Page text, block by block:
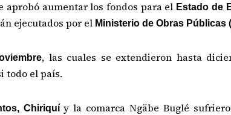
aprobó aumentar los fondos para el Estado de
ejecutados por el Ministerio de Obras Públicas
, las cuales se extendieron hasta
todo el país.
Chiriquíy la comarca Ngäbe Buglé